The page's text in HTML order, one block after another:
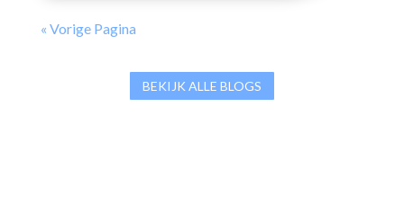
« Vorige Pagina
BEKIJK ALLE BLOGS